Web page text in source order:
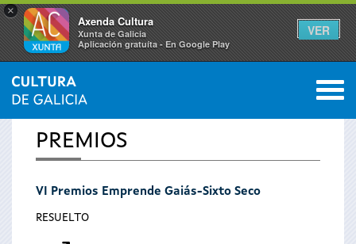
×
Axenda Cultura
Xunta de Galicia
Aplicación gratuíta - En Google Play
VER
Se
encuentra
usted
INICIO 0
PREMIOS
VI Premios Emprende Gaiás-Sixto Seco
RESUELTO